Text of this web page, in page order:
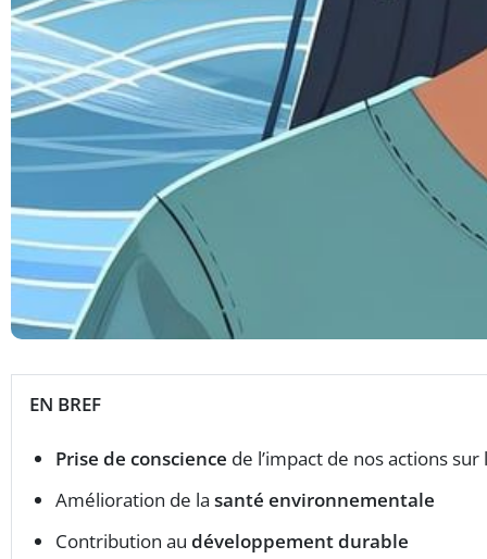
EN BREF
Prise de conscience de l’impact de nos actions
Amélioration de la santé environnementale
Contribution au développement durable